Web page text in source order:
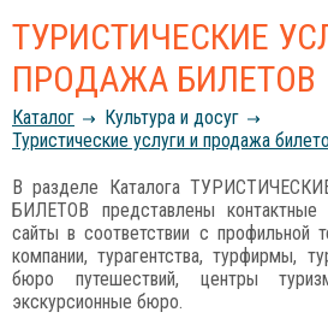
ТУРИСТИЧЕСКИЕ
ПРОДАЖА БИЛЕТОВ
Каталог
Культура и досуг
Туристические услуги и продажа
В разделе Каталога
БИЛЕТОВ представлены
сайты в соответствии с профильной
компании, турагентства, турфирмы,
бюро путешествий, центры
экскурсионные бюро.